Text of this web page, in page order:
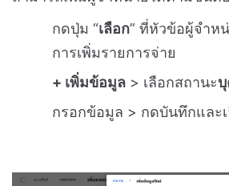
กดปุ่ม “เลือก” ที่หัวข้อผู้จำห
การเพิ่มรายการจ่าย
+ เพิ่มข้อมูล > เลือกสถานะ
กรอกข้อมูล > กดบันทึกและ